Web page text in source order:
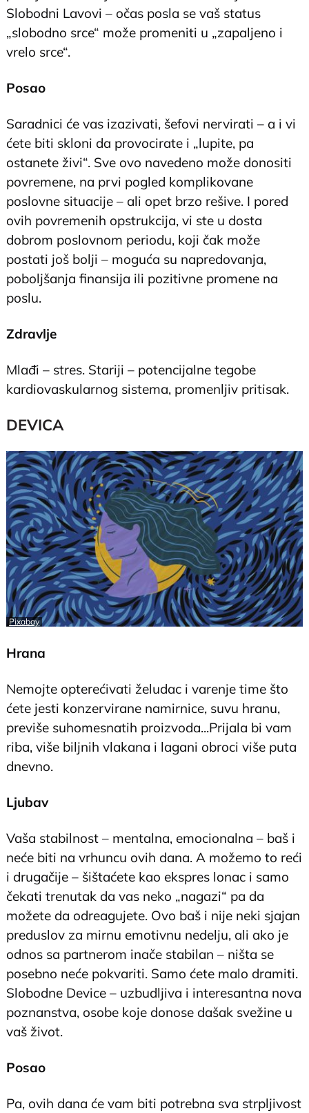
Slobodni Lavovi – očas posla se vaš status
„slobodno srce“ može promeniti u „zapaljeno i
vrelo srce“.
Posao
Saradnici će vas izazivati, šefovi nervirati – a i vi
ćete biti skloni da provocirate i „lupite, pa
ostanete živi“. Sve ovo navedeno može donositi
povremene, na prvi pogled komplikovane
poslovne situacije – ali opet brzo rešive. I pored
ovih povremenih opstrukcija, vi ste u dosta
dobrom poslovnom periodu, koji čak može
postati još bolji – moguća su napredovanja,
poboljšanja finansija ili pozitivne promene na
poslu.
Zdravlje
Mlađi – stres. Stariji – potencijalne tegobe
kardiovaskularnog sistema, promenljiv pritisak.
DEVICA
Pixabay
Hrana
Nemojte opterećivati želudac i varenje time što
ćete jesti konzervirane namirnice, suvu hranu,
previše suhomesnatih proizvoda...Prijala bi vam
riba, više biljnih vlakana i lagani obroci više puta
dnevno.
Ljubav
Vaša stabilnost – mentalna, emocionalna – baš i
neće biti na vrhuncu ovih dana. A možemo to reći
i drugačije – šištaćete kao ekspres lonac i samo
čekati trenutak da vas neko „nagazi“ pa da
možete da odreagujete. Ovo baš i nije neki sjajan
preduslov za mirnu emotivnu nedelju, ali ako je
odnos sa partnerom inače stabilan – ništa se
posebno neće pokvariti. Samo ćete malo dramiti.
Slobodne Device – uzbudljiva i interesantna nova
poznanstva, osobe koje donose dašak svežine u
vaš život.
Posao
Pa, ovih dana će vam biti potrebna sva strpljivost